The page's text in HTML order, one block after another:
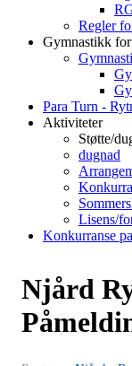
Regler
Gymnastikk
Para Turn -
Aktiviteter
Støtte/
dugnad
Lisens/
Konkurranse
Njård